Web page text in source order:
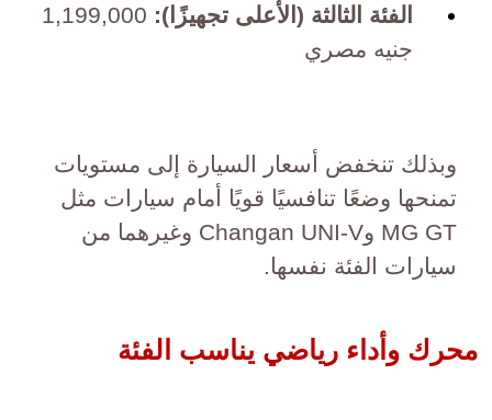
الفئة الثالثة (الأعلى تجهيزًا): 1,199,000
جنيه مصري
وبذلك تنخفض أسعار السيارة إلى مستويات
تمنحها وضعًا تنافسيًا قويًا أمام سيارات مثل
MG GT وChangan UNI-V وغيرهما من
سيارات الفئة نفسها.
محرك وأداء رياضي يناسب الفئة